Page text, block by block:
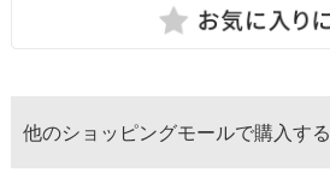
他のショッピングモールで購入する